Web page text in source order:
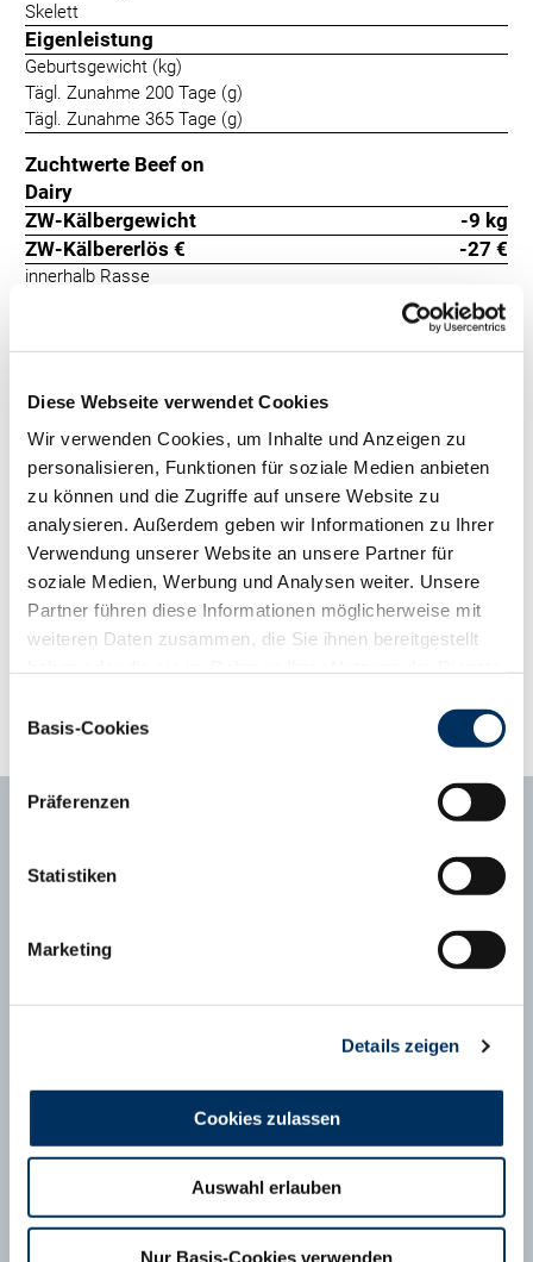
Diese Webseite verwendet Cookies
Wir verwenden Cookies, um Inhalte und Anzeigen zu
personalisieren, Funktionen für soziale Medien anbieten
zu können und die Zugriffe auf unsere Website zu
analysieren. Außerdem geben wir Informationen zu Ihrer
Verwendung unserer Website an unsere Partner für
soziale Medien, Werbung und Analysen weiter. Unsere
Partner führen diese Informationen möglicherweise mit
weiteren Daten zusammen, die Sie ihnen bereitgestellt
Cookies, wenn Sie unsere Webseite weiterhin nutzen.
Basis-Cookies
Präferenzen
Statistiken
Marketing
Details zeigen
Cookies zulassen
Auswahl erlauben
Nur Basis-Cookies verwenden
Skelett
Eigenleistung
Geburtsgewicht (kg)
Tägl. Zunahme 200 Tage (g)
Tägl. Zunahme 365 Tage (g)
Zuchtwerte Beef on
Dairy
ZW-Kälbergewicht
-9 kg
ZW-Kälbererlös €
-27 €
innerhalb Rasse
+36
+28
Oziris ist der neue Champion! Er ist ein herausragender Bulle, der
perfekt kombiniert. Seine Kälber zeigen schon mit 3 Wochen eine
ausgeprägte Bemuskelung und sind äußerst frohwüchsig.
Phänotyp-Informationen aus der Gebrauchskreuzung
ab zweiter Kalbung, Abweichung vom Mittelwert
Abweichungsprofil +3 +2 +1 Mittel -1 -2 -3
MAXIMILIAN SCHÄFER
Geschäftsführer FHB e.V., Bonn